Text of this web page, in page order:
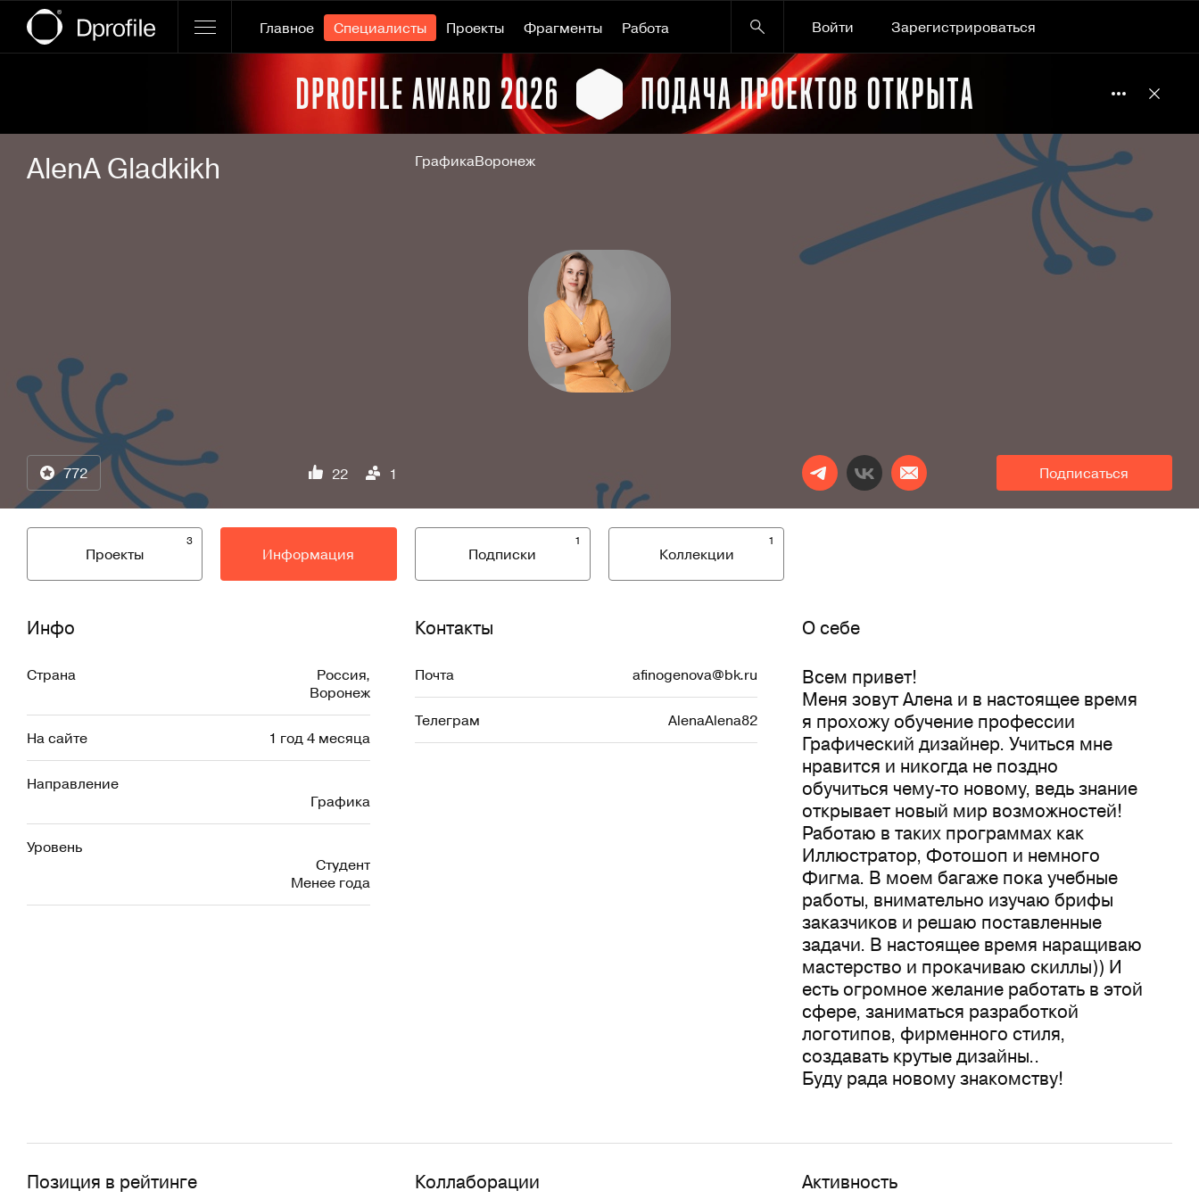
Главное Специалисты Проекты Фрагменты Работа Войти
Зарегистрироваться
AlenA Gladkikh ГрафикаВоронеж
772 22 1 Подписаться
3
Проекты Информация
1
Подписки
1
Коллекции
Инфо
Страна Россия,
Воронеж
На сайте 1 год 4 месяца
Направление
Графика
Уровень
Студент
Менее года
Контакты
Почта afinogenova@bk.ru
Телеграм AlenaAlena82
O себе
Всем привет!
Меня зовут Алена и в настоящее время
я прохожу обучение профессии
Графический дизайнер. Учиться мне
нравится и никогда не поздно
обучиться чему-то новому, ведь знание
открывает новый мир возможностей!
Работаю в таких программах как
Иллюстратор, Фотошоп и немного
Фигма. В моем багаже пока учебные
работы, внимательно изучаю брифы
заказчиков и решаю поставленные
задачи. В настоящее время наращиваю
мастерство и прокачиваю скиллы)) И
есть огромное желание работать в этой
сфере, заниматься разработкой
логотипов, фирменного стиля,
создавать крутые дизайны..
Буду рада новому знакомству!
Позиция в рейтинге Коллаборации Активность